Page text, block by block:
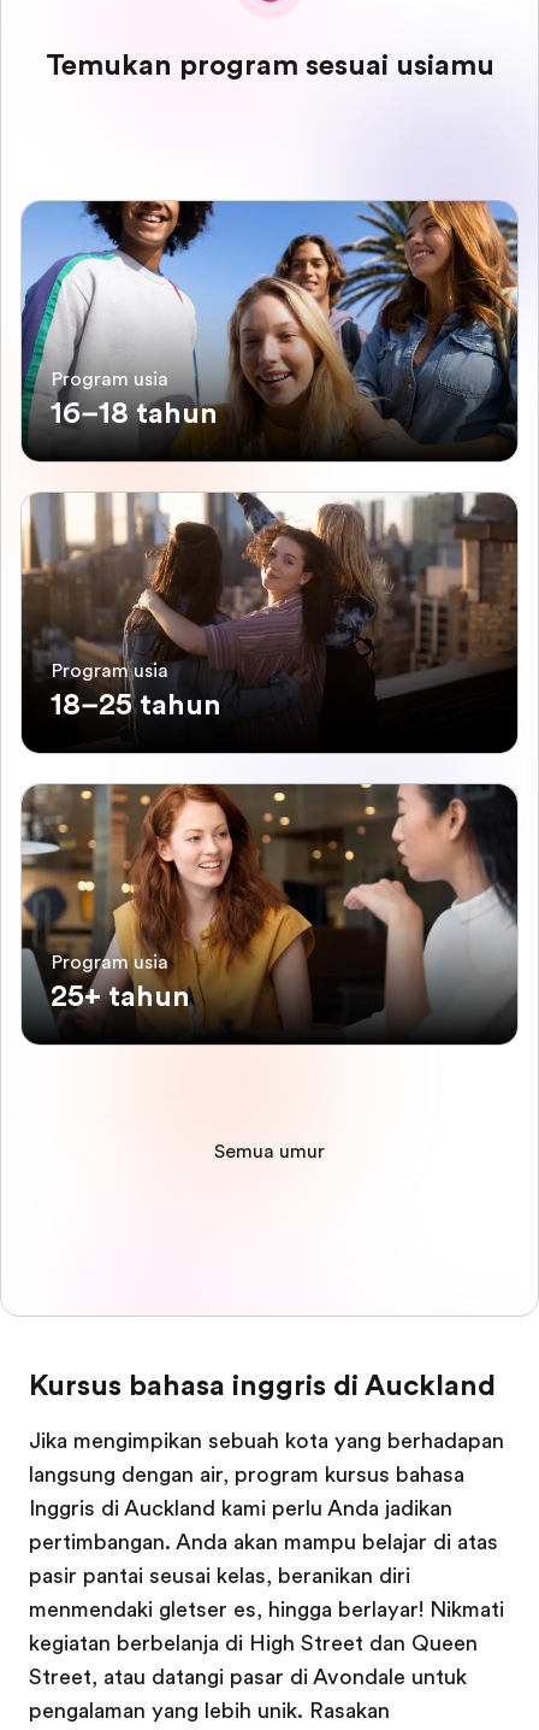
Temukan program sesuai usiamu
Program usia
16–18 tahun
Program usia
18–25 tahun
Program usia
25+ tahun
Semua umur
Kursus bahasa inggris di Auckland
Jika mengimpikan sebuah kota yang berhadapan
langsung dengan air, program kursus bahasa
Inggris di Auckland kami perlu Anda jadikan
pertimbangan. Anda akan mampu belajar di atas
pasir pantai seusai kelas, beranikan diri
menmendaki gletser es, hingga berlayar! Nikmati
kegiatan berbelanja di High Street dan Queen
Street, atau datangi pasar di Avondale untuk
pengalaman yang lebih unik. Rasakan